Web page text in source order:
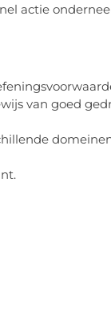
actie
van goed